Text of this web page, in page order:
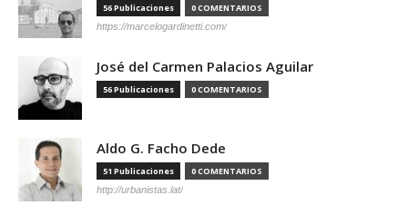
56 Publicaciones 0 COMENTARIOS
https://marcelogardinetti.com/
José del Carmen Palacios Aguilar
56 Publicaciones 0 COMENTARIOS
Aldo G. Facho Dede
51 Publicaciones 0 COMENTARIOS
http://urbanistas.lat/